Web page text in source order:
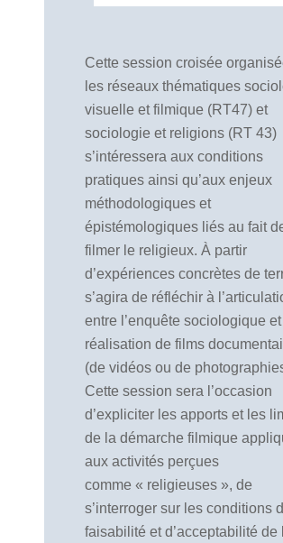
Cette session croisée
les réseaux thématiques
visuelle et filmique (RT47) et
sociologie et religions (RT 43)
s’intéressera aux conditions
pratiques ainsi qu’aux enjeux
méthodologiques et
épistémologiques liés au fait
filmer le religieux. À partir
d’expériences concrètes de
s’agira de réfléchir à
entre l’enquête sociologique
réalisation de films
(de vidéos ou de
Cette session sera l’occasion
d’expliciter les apports et les
de la démarche filmique
aux activités perçues
comme « religieuses », de
s’interroger sur les conditions
faisabilité et d’acceptabilité de